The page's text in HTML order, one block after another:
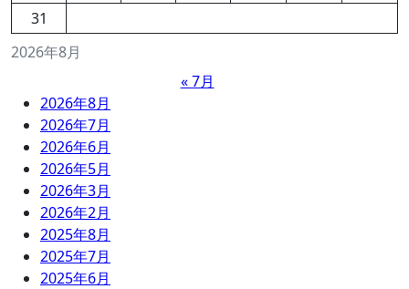
2026年8月
31
« 7月
2026年8月
2026年7月
2026年6月
2026年5月
2026年3月
2026年2月
2025年8月
2025年7月
2025年6月